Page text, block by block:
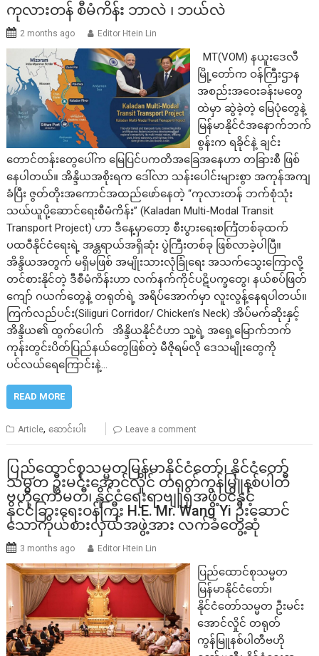
​ကုလားတန် စီမံကိန်း ဘာလဲ ၊ ဘယ်လဲ
2 months ago Editor Htein Lin
MT(VOM) ​နယူးဒေလီ
မြို့တော်က ဝန်ကြီးဌာန
အစည်းအဝေးခန်းမတွေ
ထဲမှာ ဆွဲခဲ့တဲ့ မြေပုံတွေနဲ့
မြန်မာနိုင်ငံအနောက်ဘက်
စွန်းက ရခိုင်နဲ့ ချင်း
တောင်တန်းတွေပေါ်က မြေပြင်ပကတိအခြေအနေဟာ တခြားစီ ဖြစ်
နေပါတယ်။ အိန္ဒိယအစိုးရက ဒေါ်လာ သန်းပေါင်းများစွာ အကုန်အကျ
ခံပြီး ဇွတ်တိုးအကောင်အထည်ဖော်နေတဲ့ “ကုလားတန် ဘက်စုံသုံး
သယ်ယူပို့ဆောင်ရေးစီမံကိန်း” (Kaladan Multi-Modal Transit
Transport Project) ဟာ ဒီနေ့မှာတော့ စီးပွားရေးစင်္ကြံတစ်ခုထက်
ပထဝီနိုင်ငံရေးရဲ့ အန္တရာယ်အရှိဆုံး ပွဲကြီးတစ်ခု ဖြစ်လာခဲ့ပါပြီ။
အိန္ဒိယအတွက် မရှိမဖြစ် အမျိုးသားလုံခြုံရေး အသက်သွေးကြောလို့
တင်စားနိုင်တဲ့ ဒီစီမံကိန်းဟာ လက်နက်ကိုင်ပဋိပက္ခတွေ၊ နယ်စပ်ဖြတ်
ကျော် ဂယက်တွေနဲ့ တရုတ်ရဲ့ အရိပ်အောက်မှာ လူးလွန့်နေရပါတယ်။ ​
ကြက်လည်ပင်း(Siliguri Corridor/ Chicken’s Neck) အိပ်မက်ဆိုးနှင့်
အိန္ဒိယ၏ ထွက်ပေါက် ​အိန္ဒိယနိုင်ငံဟာ သူ့ရဲ့ အရှေ့မြောက်ဘက်
ကုန်းတွင်းပိတ်ပြည်နယ်တွေဖြစ်တဲ့ မီဇိုရမ်လို ဒေသမျိုးတွေကို
ပင်လယ်ရေကြောင်းနဲ့…
READ MORE
Article,ဆောင်းပါး Leave a comment
ပြည်ထောင်စုသမ္မတမြန်မာနိုင်ငံတော်၊ နိုင်ငံတော်
သမ္မတ ဦးမင်းအောင်လှိုင် တရုတ်ကွန်မြူနစ်ပါတီ
ဗဟိုကော်မတီ၊ နိုင်ငံရေးရာဗျူရိုအဖွဲ့ဝင်နှင့်
နိုင်ငံခြားရေးဝန်ကြီး H.E. Mr. Wang Yi ဦးဆောင်
သောကိုယ်စားလှယ်အဖွဲ့အား လက်ခံတွေ့ဆုံ
3 months ago Editor Htein Lin
ပြည်ထောင်စုသမ္မတ
မြန်မာနိုင်ငံတော်၊
နိုင်ငံတော်သမ္မတ ဦးမင်း
အောင်လှိုင် တရုတ်
ကွန်မြူနစ်ပါတီဗဟို